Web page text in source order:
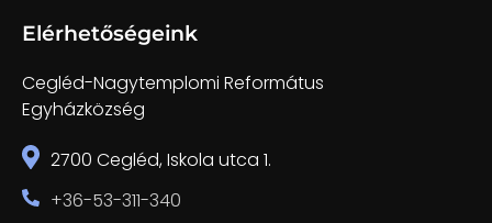
Elérhetőségeink
Cegléd-Nagytemplomi Református
Egyházközség
2700 Cegléd, Iskola utca 1.
+36-53-311-340